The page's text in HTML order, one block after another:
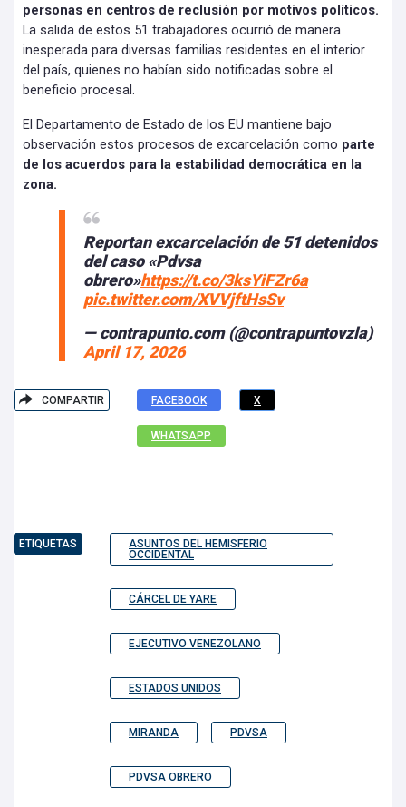
personas en centros de reclusión por motivos políticos.
La salida de estos 51 trabajadores ocurrió de manera
inesperada para diversas familias residentes en el interior
del país, quienes no habían sido notificadas sobre el
beneficio procesal.
El Departamento de Estado de los EU mantiene bajo
observación estos procesos de excarcelación como parte
de los acuerdos para la estabilidad democrática en la
zona.
Reportan excarcelación de 51 detenidos
del caso «Pdvsa
obrero»https://t.co/3ksYiFZr6a
pic.twitter.com/XVVjftHsSv
— contrapunto.com (@contrapuntovzla)
April 17, 2026
COMPARTIR FACEBOOK X
WHATSAPP
ETIQUETAS
ASUNTOS DEL HEMISFERIO
OCCIDENTAL
CÁRCEL DE YARE
EJECUTIVO VENEZOLANO
ESTADOS UNIDOS
MIRANDA PDVSA
PDVSA OBRERO